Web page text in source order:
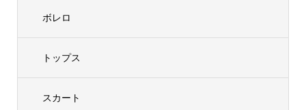
ボレロ
トップス
スカート